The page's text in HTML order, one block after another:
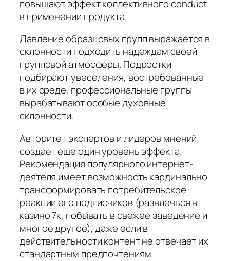
повышают эффект коллективного conduct
в применении продукта.
Давление образцовых групп выражается в
склонности подходить надеждам своей
групповой атмосферы. Подростки
подбирают увеселения, востребованные
в их среде, профессиональные группы
вырабатывают особые духовные
склонности.
Авторитет экспертов и лидеров мнений
создает еще один уровень эффекта.
Рекомендация популярного интернет-
деятеля имеет возможность кардинально
трансформировать потребительское
реакции его подписчиков (развлечься в
казино 7к, побывать в свежее заведение и
многое другое), даже если в
действительности контент не отвечает их
стандартным предпочтениям.